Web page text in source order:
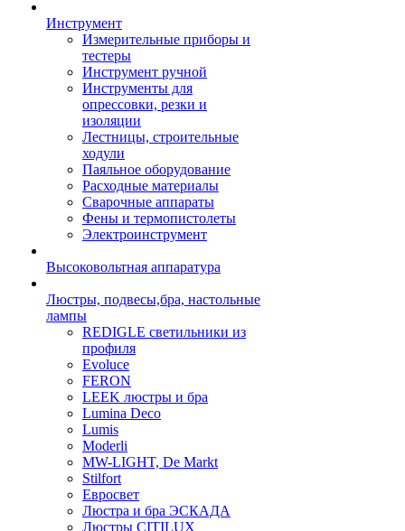
Инструмент
Измерительные приборы и
тестеры
Инструмент ручной
Инструменты для
опрессовки, резки и
изоляции
Лестницы, строительные
ходули
Паяльное оборудование
Расходные материалы
Сварочные аппараты
Фены и термопистолеты
Электроинструмент
Высоковольтная аппаратура
Люстры, подвесы,бра, настольные
лампы
REDIGLE светильники из
профиля
Evoluce
FERON
LEEK люстры и бра
Lumina Deco
Lumis
Moderli
MW-LIGHT, De Markt
Stilfort
Евросвет
Люстра и бра ЭСКАДА
Люстры CITILUX